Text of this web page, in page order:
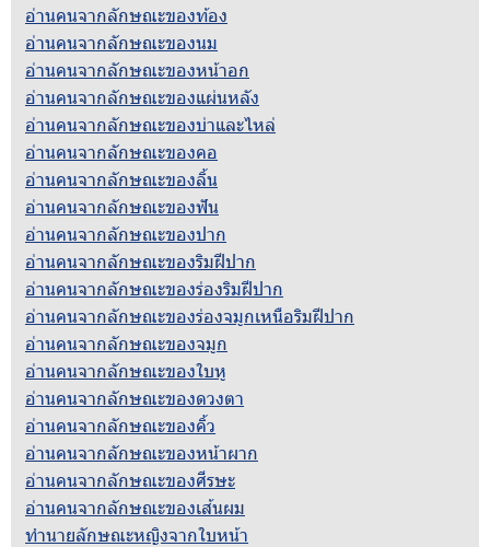
อ่านคนจากลักษณะของท้อง
อ่านคนจากลักษณะของนม
อ่านคนจากลักษณะของหน้าอก
อ่านคนจากลักษณะของแผ่นหลัง
อ่านคนจากลักษณะของบ่าและไหล่
อ่านคนจากลักษณะของคอ
อ่านคนจากลักษณะของลิ้น
อ่านคนจากลักษณะของฟัน
อ่านคนจากลักษณะของปาก
อ่านคนจากลักษณะของริมฝีปาก
อ่านคนจากลักษณะของร่องริมฝีปาก
อ่านคนจากลักษณะของร่องจมูกเหนือริมฝีปาก
อ่านคนจากลักษณะของจมูก
อ่านคนจากลักษณะของใบหู
อ่านคนจากลักษณะของดวงตา
อ่านคนจากลักษณะของคิ้ว
อ่านคนจากลักษณะของหน้าผาก
อ่านคนจากลักษณะของศีรษะ
อ่านคนจากลักษณะของเส้นผม
ทำนายลักษณะหญิงจากใบหน้า